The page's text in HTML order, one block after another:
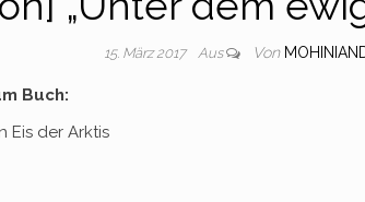
15. März 2017 Aus Von
Buch:
Eis der Arktis